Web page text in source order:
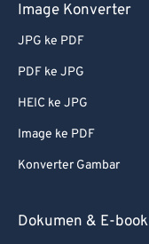
Image Konverter
JPG ke PDF
PDF ke JPG
HEIC ke JPG
Image ke PDF
Konverter Gambar
Dokumen & E-book